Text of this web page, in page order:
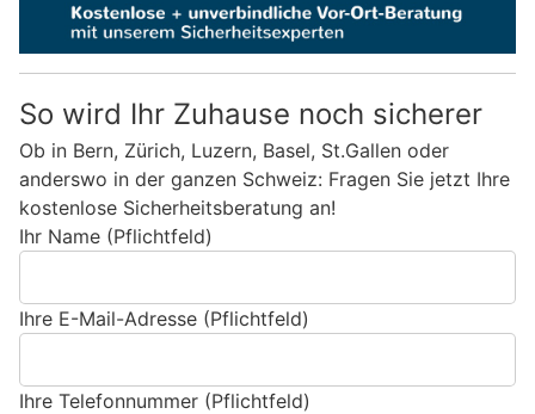
So wird Ihr Zuhause noch sicherer
Ob in Bern, Zürich, Luzern, Basel, St.Gallen oder
anderswo in der ganzen Schweiz: Fragen Sie jetzt Ihre
kostenlose Sicherheitsberatung an!
Ihr Name (Pflichtfeld)
Ihre E-Mail-Adresse (Pflichtfeld)
Ihre Telefonnummer (Pflichtfeld)